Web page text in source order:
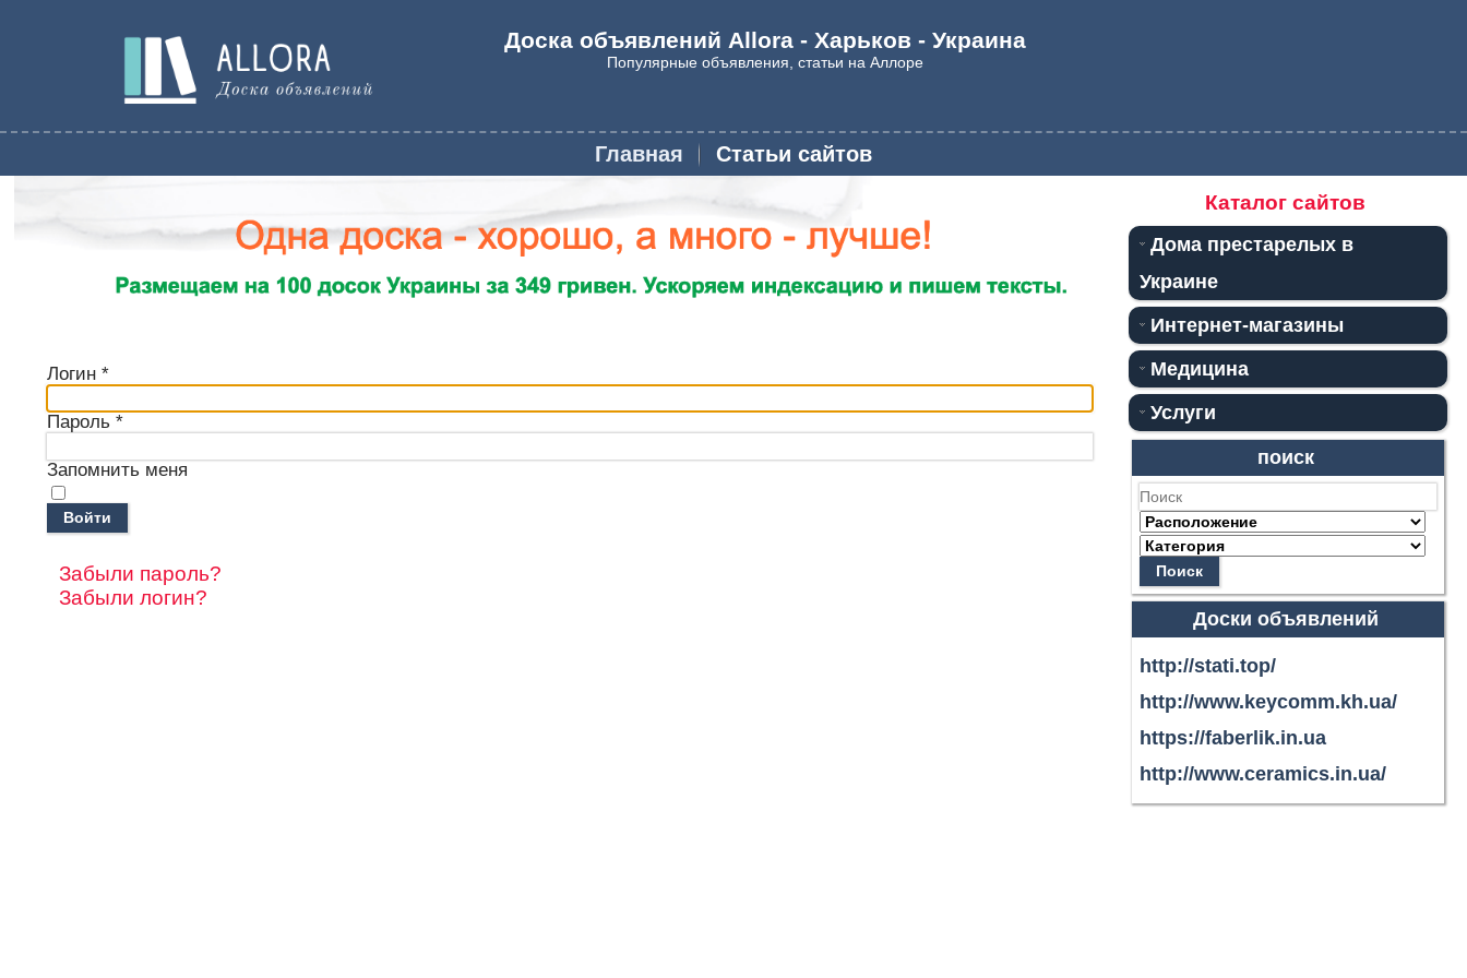
Доска объявлений Allora - Харьков - Украина
Популярные объявления, статьи на Аллоре
Главная Статьи сайтов
Логин *
Пароль *
Запомнить меня
Войти
Забыли пароль?
Забыли логин?
Каталог сайтов
Дома престарелых в
Украине
Интернет-магазины
Медицина
Услуги
поиск
Поиск
Доски объявлений
http://stati.top/
http://www.keycomm.kh.ua/
https://faberlik.in.ua
http://www.ceramics.in.ua/